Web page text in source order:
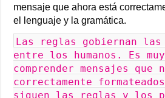
mensaje que ahora está
el lenguaje y la gramática.
Las reglas gobiernan las
entre los humanos. Es
comprender mensajes que
correctamente
siguen las reglas y los